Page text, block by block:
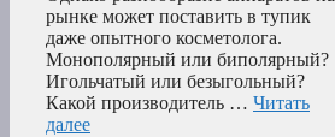
рынке может поставить в тупик
даже опытного косметолога.
Монополярный или биполярный?
Игольчатый или безыгольный?
Какой производитель … Читать
далее